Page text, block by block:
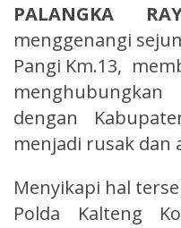
PALANGKA
menggenangi
Pangi Km.13,
dengan
menjadi rusak dan
Menyikapi hal
Polda Kalteng